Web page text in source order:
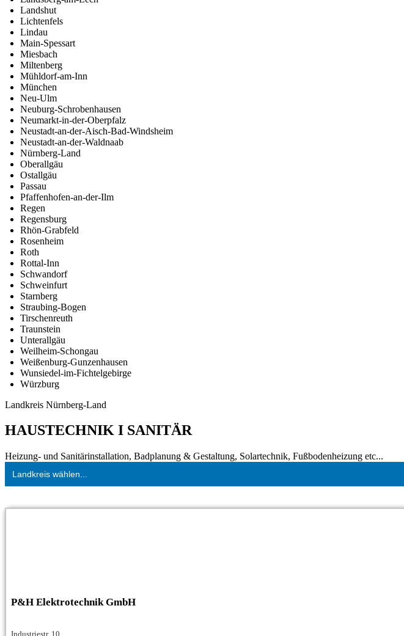
Landshut
Lichtenfels
Lindau
Main-Spessart
Miesbach
Miltenberg
Mühldorf-am-Inn
München
Neu-Ulm
Neuburg-Schrobenhausen
Neumarkt-in-der-Oberpfalz
Neustadt-an-der-Aisch-Bad-Windsheim
Neustadt-an-der-Waldnaab
Nürnberg-Land
Oberallgäu
Ostallgäu
Passau
Pfaffenhofen-an-der-Ilm
Regen
Regensburg
Rhön-Grabfeld
Rosenheim
Roth
Rottal-Inn
Schwandorf
Schweinfurt
Starnberg
Straubing-Bogen
Tirschenreuth
Traunstein
Unterallgäu
Weilheim-Schongau
Weißenburg-Gunzenhausen
Wunsiedel-im-Fichtelgebirge
Würzburg
Landkreis Nürnberg-Land
HAUSTECHNIK I SANITÄR
Heizung- und Sanitärinstallation, Badplanung & Gestaltung, Solartechnik, Fußbodenheizung etc...
Landkreis wählen...
P&H Elektrotechnik GmbH
Industriestr. 10